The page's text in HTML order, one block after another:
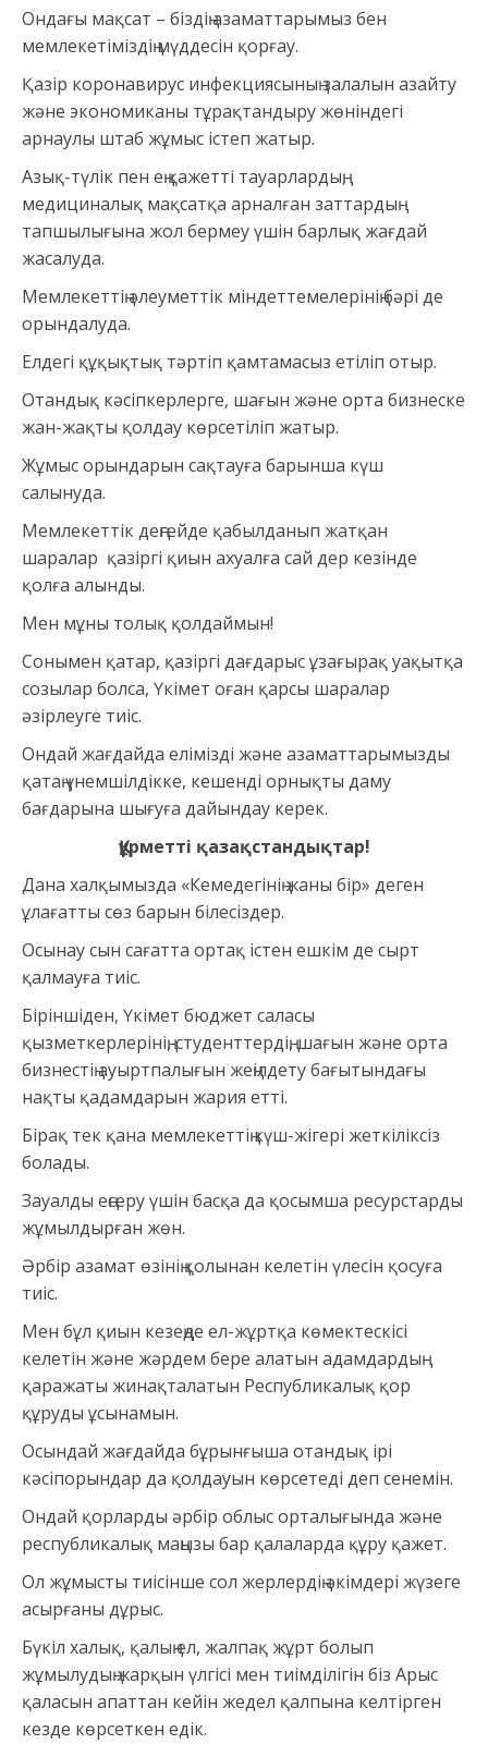
Ондағы мақсат – біздің азаматтарымыз бен
мемлекетіміздің мүддесін қорғау.
Қазір коронавирус инфекциясының залалын азайту
және экономиканы тұрақтандыру жөніндегі
арнаулы штаб жұмыс істеп жатыр.
Азық-түлік пен ең қажетті тауарлардың,
медициналық мақсатқа арналған заттардың
тапшылығына жол бермеу үшін барлық жағдай
жасалуда.
Мемлекеттің әлеуметтік міндеттемелерінің бәрі де
орындалуда.
Елдегі құқықтық тәртіп қамтамасыз етіліп отыр.
Отандық кәсіпкерлерге, шағын және орта бизнеске
жан-жақты қолдау көрсетіліп жатыр.
Жұмыс орындарын сақтауға барынша күш
салынуда.
Мемлекеттік деңгейде қабылданып жатқан
шаралар қазіргі қиын ахуалға сай дер кезінде
қолға алынды.
Мен мұны толық қолдаймын!
Сонымен қатар, қазіргі дағдарыс ұзағырақ уақытқа
созылар болса, Үкімет оған қарсы шаралар
әзірлеуге тиіс.
Ондай жағдайда елімізді және азаматтарымызды
қатаң үнемшілдікке, кешенді орнықты даму
бағдарына шығуға дайындау керек.
Құрметті қазақстандықтар!
Дана халқымызда «Кемедегінің жаны бір» деген
ұлағатты сөз барын білесіздер.
Осынау сын сағатта ортақ істен ешкім де сырт
қалмауға тиіс.
Біріншіден, Үкімет бюджет саласы
қызметкерлерінің, студенттердің, шағын және орта
бизнестің ауыртпалығын жеңілдету бағытындағы
нақты қадамдарын жария етті.
Бірақ тек қана мемлекеттің күш-жігері жеткіліксіз
болады.
Зауалды еңсеру үшін басқа да қосымша ресурстарды
жұмылдырған жөн.
Әрбір азамат өзінің қолынан келетін үлесін қосуға
тиіс.
Мен бұл қиын кезеңде ел-жұртқа көмектескісі
келетін және жәрдем бере алатын адамдардың
қаражаты жинақталатын Республикалық қор
құруды ұсынамын.
Осындай жағдайда бұрынғыша отандық ірі
кәсіпорындар да қолдауын көрсетеді деп сенемін.
Ондай қорларды әрбір облыс орталығында және
республикалық маңызы бар қалаларда құру қажет.
Ол жұмысты тиісінше сол жерлердің әкімдері жүзеге
асырғаны дұрыс.
Бүкіл халық, қалың ел, жалпақ жұрт болып
жұмылудың жарқын үлгісі мен тиімділігін біз Арыс
қаласын апаттан кейін жедел қалпына келтірген
кезде көрсеткен едік.